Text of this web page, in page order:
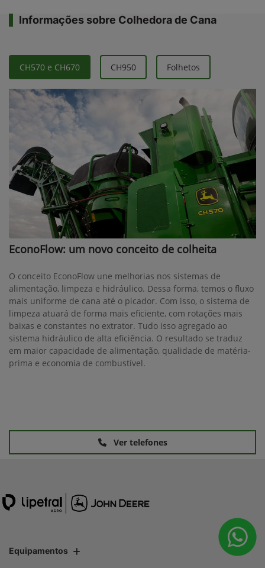
Informações sobre Colhedora de Cana
CH570 e CH670 CH950 Folhetos
EconoFlow: um novo conceito de colheita
O conceito EconoFlow une melhorias nos sistemas de
alimentação, limpeza e hidráulico. Dessa forma, temos o fluxo
mais uniforme de cana até o picador. Com isso, o sistema de
limpeza atuará de forma mais eficiente, com rotações mais
baixas e constantes no extrator. Tudo isso agregado ao
sistema hidráulico de alta eficiência. O resultado se traduz
em maior capacidade de alimentação, qualidade de matéria-
prima e economia de combustível.
Ver telefones
Equipamentos